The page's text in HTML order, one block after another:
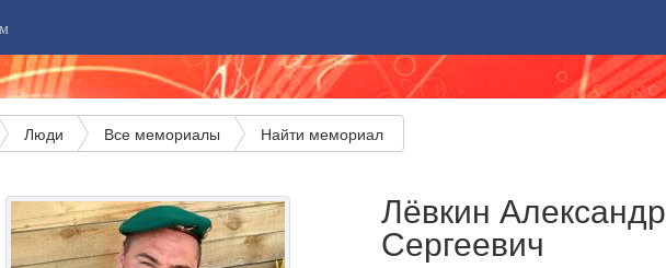
Люди Все мемориалы Найти мемориал
Лёвкин Александр
Сергеевич